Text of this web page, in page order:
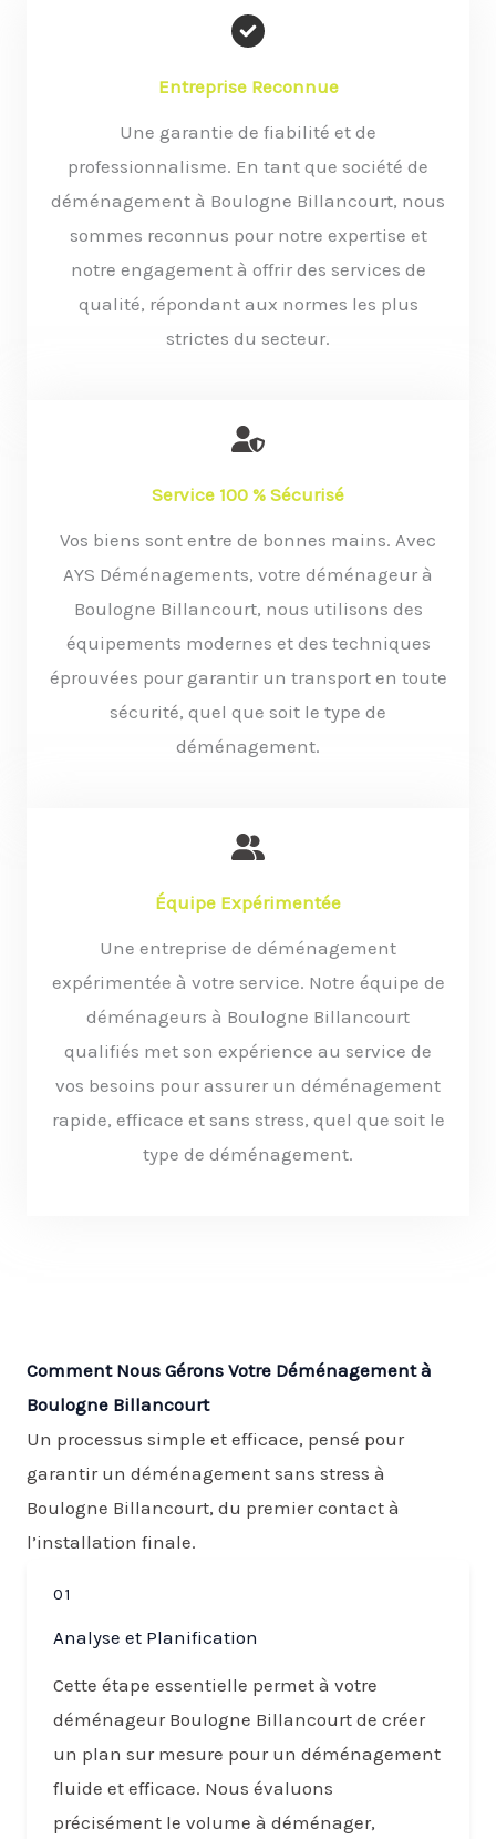
Entreprise Reconnue
Une garantie de fiabilité et de
professionnalisme. En tant que société de
déménagement à Boulogne Billancourt, nous
sommes reconnus pour notre expertise et
notre engagement à offrir des services de
qualité, répondant aux normes les plus
strictes du secteur.
Service 100 % Sécurisé
Vos biens sont entre de bonnes mains. Avec
AYS Déménagements, votre déménageur à
Boulogne Billancourt, nous utilisons des
équipements modernes et des techniques
éprouvées pour garantir un transport en toute
sécurité, quel que soit le type de
déménagement.
Équipe Expérimentée
Une entreprise de déménagement
expérimentée à votre service. Notre équipe de
déménageurs à Boulogne Billancourt
qualifiés met son expérience au service de
vos besoins pour assurer un déménagement
rapide, efficace et sans stress, quel que soit le
type de déménagement.
Comment Nous Gérons Votre Déménagement à
Boulogne Billancourt
Un processus simple et efficace, pensé pour
garantir un déménagement sans stress à
Boulogne Billancourt, du premier contact à
l’installation finale.
01
Analyse et Planification
Cette étape essentielle permet à votre
déménageur Boulogne Billancourt de créer
un plan sur mesure pour un déménagement
fluide et efficace. Nous évaluons
précisément le volume à déménager,